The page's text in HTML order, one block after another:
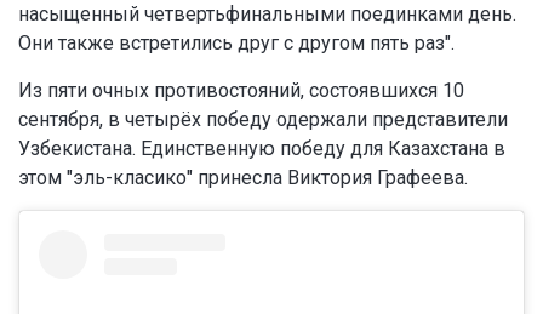
насыщенный четвертьфинальными поединками день.
Они также встретились друг с другом пять раз".
Из пяти очных противостояний, состоявшихся 10
сентября, в четырёх победу одержали представители
Узбекистана. Единственную победу для Казахстана в
этом "эль-класико" принесла Виктория Графеева.